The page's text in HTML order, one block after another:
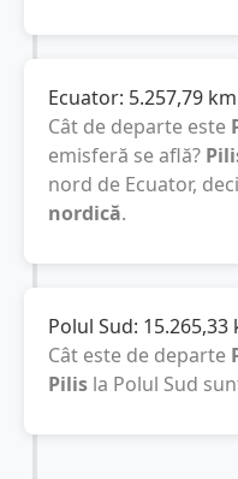
Ecuator: 5.257,79 km
Cât de departe este
emisferă se află?
nord de Ecuator,
nordică.
Polul Sud: 15.265,33
Cât este de departe
Pilis la Polul Sud